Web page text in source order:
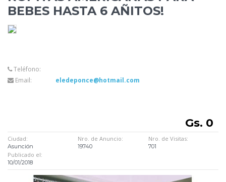
BEBES HASTA 6 AÑITOS!
Teléfono:
Email:
eledeponce@hotmail.com
Gs. 0
Ciudad:
Asunción
Nro. de Anuncio:
19740
Nro. de Visitas:
701
Publicado el:
10/01/2018